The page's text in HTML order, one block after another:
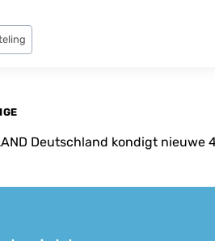
Deutschland kondigt nieuwe